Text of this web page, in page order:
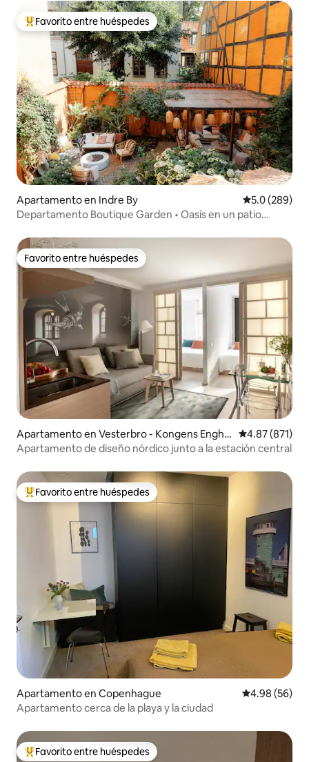
Favorito entre huéspedes preferido
Favorito entre huéspedes
Apartamento en Indre By Calificación
5.0 (289)
Departamento Boutique Garden • Oasis en un patio
Favorito entre huéspedes
Favorito entre huéspedes
Apartamento en Vesterbro - Kongens Engha
ve
Calificación
4.87 (871)
Apartamento de diseño nórdico junto a la estación central
Favorito entre huéspedes preferido
Favorito entre huéspedes
Apartamento en Copenhague Calificación
4.98 (56)
Apartamento cerca de la playa y la ciudad
Favorito entre huéspedes preferido
Favorito entre huéspedes